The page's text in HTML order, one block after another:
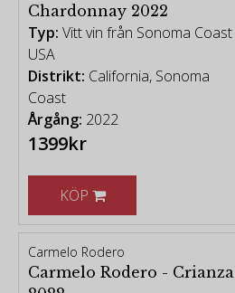
Chardonnay 2022
Typ: Vitt vin från Sonoma Coast
USA
Distrikt: California, Sonoma
Coast
Årgång: 2022
1399kr
KÖP
Carmelo Rodero
Carmelo Rodero - Crianza